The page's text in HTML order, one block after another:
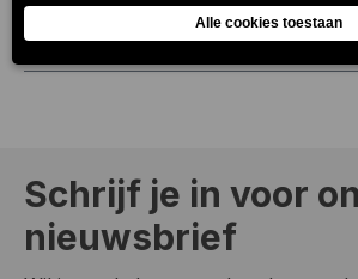
natuurlijke lolbroek die geen alcohol
het zwaar naar z’n zin…Meer
Schrijf je in voor
nieuwsbrief